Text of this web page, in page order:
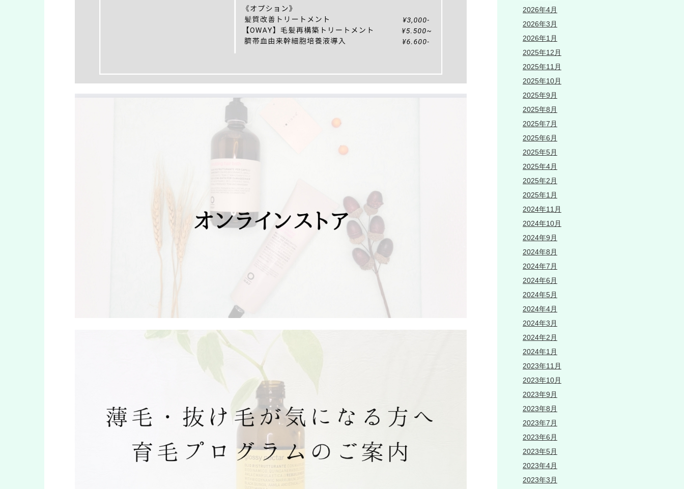
2026年4月
2026年3月
2026年1月
2025年12月
2025年11月
2025年10月
2025年9月
2025年8月
2025年7月
2025年6月
2025年5月
2025年4月
2025年2月
2025年1月
2024年11月
2024年10月
2024年9月
2024年8月
2024年7月
2024年6月
2024年5月
2024年4月
2024年3月
2024年2月
2024年1月
2023年11月
2023年10月
2023年9月
2023年8月
2023年7月
2023年6月
2023年5月
2023年4月
2023年3月